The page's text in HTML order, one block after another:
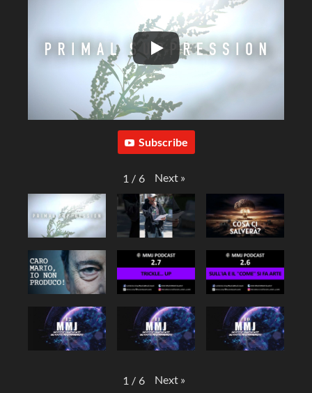
Subscribe
1 / 6 Next »
1 / 6 Next »